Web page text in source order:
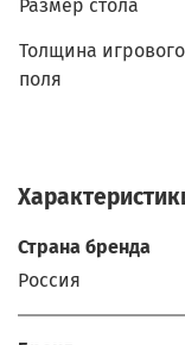
Размер стола
Толщина игрового
поля
Страна бренда
Россия